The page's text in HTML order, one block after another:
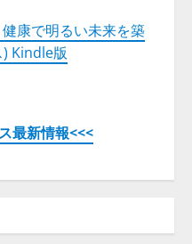
康で明るい未来を築
) Kindle版
最新情報<<<